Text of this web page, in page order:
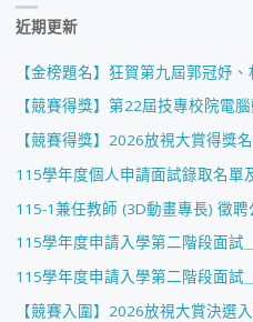
近期更新
【金榜題名】狂賀第九屆郭冠妤
【競賽得獎】第22屆技專校院電
【競賽得獎】2026放視大賞得獎
115學年度個人申請面試錄取名單
115-1兼任教師 (3D動畫專長) 徵聘
115學年度申請入學第二階段面試
115學年度申請入學第二階段面試
【競賽入圍】2026放視大賞決選